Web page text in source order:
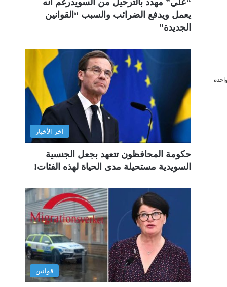
“علي” مهدد بالترحيل من السويدرغم أنه
يعمل ويدفع الضرائب والسبب “القوانين
الجديدة”
آخر الأخبار
حكومة المحافظون تتعهد بجعل الجنسية
السويدية مستحيلة مدى الحياة لهذه الفئات!
قوانين